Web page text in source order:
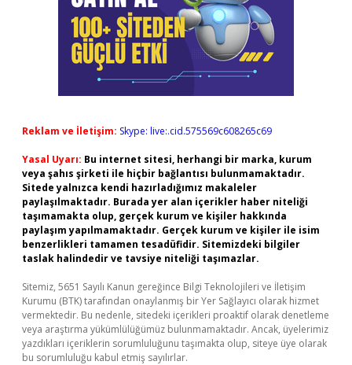
Reklam ve İletişim: Skype: live:.cid.575569c608265c69
Yasal Uyarı: Bu internet sitesi, herhangi bir marka, kurum
veya şahıs şirketi ile hiçbir bağlantısı bulunmamaktadır.
Sitede yalnızca kendi hazırladığımız makaleler
paylaşılmaktadır. Burada yer alan içerikler haber niteliği
taşımamakta olup, gerçek kurum ve kişiler hakkında
paylaşım yapılmamaktadır. Gerçek kurum ve kişiler ile isim
benzerlikleri tamamen tesadüfidir. Sitemizdeki bilgiler
taslak halindedir ve tavsiye niteliği taşımazlar.
Sitemiz, 5651 Sayılı Kanun gereğince Bilgi Teknolojileri ve İletişim
Kurumu (BTK) tarafından onaylanmış bir Yer Sağlayıcı olarak hizmet
vermektedir. Bu nedenle, sitedeki içerikleri proaktif olarak denetleme
veya araştırma yükümlülüğümüz bulunmamaktadır. Ancak, üyelerimiz
yazdıkları içeriklerin sorumluluğunu taşımakta olup, siteye üye olarak
bu sorumluluğu kabul etmiş sayılırlar.